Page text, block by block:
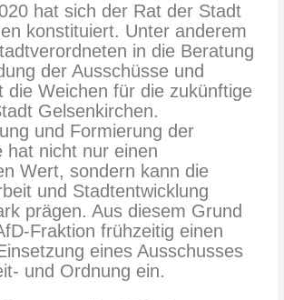
hat sich der Rat der Stadt
konstituiert. Unter anderem
in die Beratung
der Ausschüsse und
die Weichen für die zukünftige
Gelsenkirchen.
und Formierung der
hat nicht nur einen
Wert, sondern kann die
und Stadtentwicklung
prägen. Aus diesem Grund
Fraktion frühzeitig einen
eines Ausschusses
und Ordnung ein.